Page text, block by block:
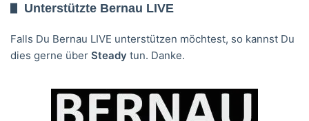
Unterstützte Bernau LIVE
Falls Du Bernau LIVE unterstützen möchtest, so kannst Du
dies gerne über Steady tun. Danke.